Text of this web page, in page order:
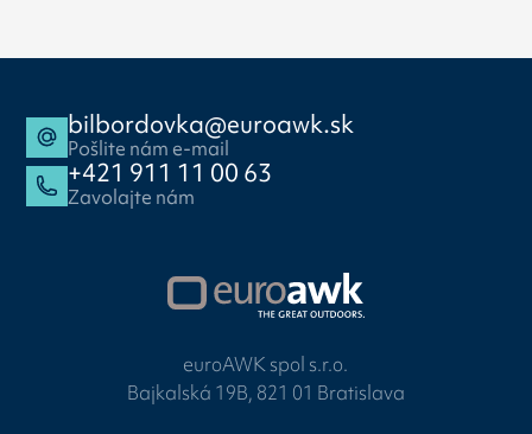
bilbordovka@euroawk.sk
Pošlite nám e-mail
+421 911 11 00 63
Zavolajte nám
euroAWK spol s.r.o.
Bajkalská 19B, 821 01 Bratislava